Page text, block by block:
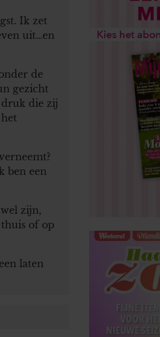
Ik zet
uit…en
de
gezicht
die zij
ben een
zijn,
of op
laten